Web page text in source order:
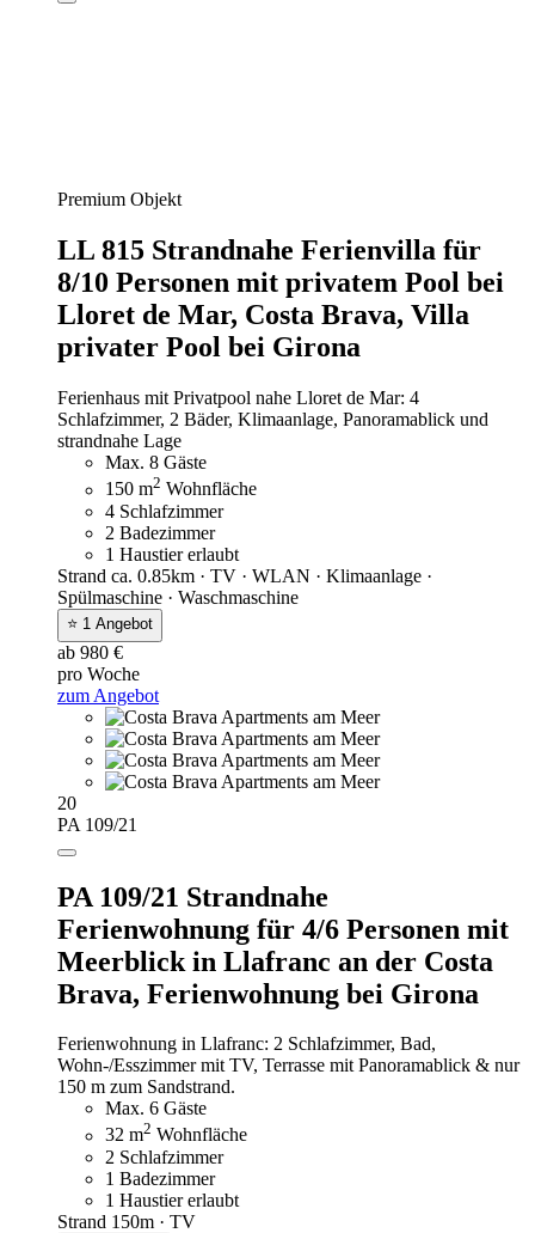
Premium Objekt
LL 815 Strandnahe Ferienvilla für
8/10 Personen mit privatem Pool bei
Lloret de Mar, Costa Brava, Villa
privater Pool bei Girona
Ferienhaus mit Privatpool nahe Lloret de Mar: 4
Schlafzimmer, 2 Bäder, Klimaanlage, Panoramablick und
strandnahe Lage
Max. 8 Gäste
150 m2 Wohnfläche
4 Schlafzimmer
2 Badezimmer
1 Haustier erlaubt
Strand ca. 0.85km · TV · WLAN · Klimaanlage ·
Spülmaschine · Waschmaschine
⭐ 1 Angebot
ab 980 €
pro Woche
zum Angebot
20
PA 109/21
PA 109/21 Strandnahe
Ferienwohnung für 4/6 Personen mit
Meerblick in Llafranc an der Costa
Brava, Ferienwohnung bei Girona
Ferienwohnung in Llafranc: 2 Schlafzimmer, Bad,
Wohn-/Esszimmer mit TV, Terrasse mit Panoramablick & nur
150 m zum Sandstrand.
Max. 6 Gäste
32 m2 Wohnfläche
2 Schlafzimmer
1 Badezimmer
1 Haustier erlaubt
Strand 150m · TV